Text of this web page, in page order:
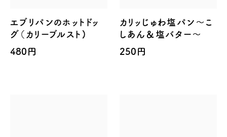
エブリパンのホットドッ
グ（カリーブルスト)
480円
カリッじゅわ塩パン～こ
しあん＆塩バター～
250円